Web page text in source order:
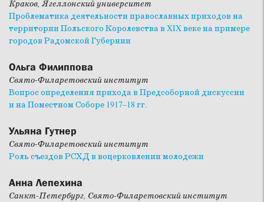
Краков, Ягеллонский университет
Проблематика деятельности православных приходов на
территории Польского Королевства в XIX веке на примере
городов Радомской Губернии
Ольга Филиппова
Свято-Филаретовский институт
Вопрос определения прихода в Предсоборной дискуссии
и на Поместном Соборе 1917–18 гг.
Ульяна Гутнер
Свято-Филаретовский институт
Роль съездов РСХД в воцерковлении молодежи
Анна Лепехина
Санкт-Петербург, Свято-Филаретовский институт